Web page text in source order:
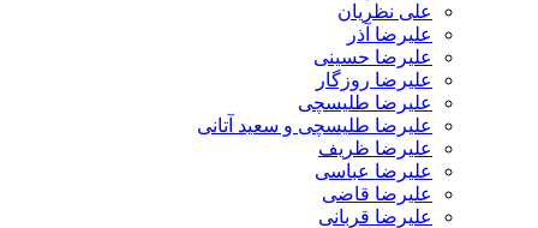
علی نظریان
علیرضا آذر
علیرضا حسینی
علیرضا روزگار
علیرضا طلیسچی
علیرضا طلیسچی و سعید آتانی
علیرضا ظریف
علیرضا عباسی
علیرضا قاضی
علیرضا قربانی